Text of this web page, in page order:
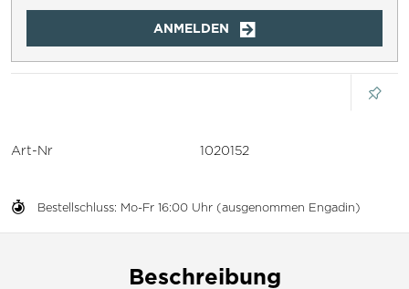
ANMELDEN
Bestellschluss: Mo-Fr 16:00 Uhr (ausgenommen Engadin)
Art-Nr 1020152
Beschreibung